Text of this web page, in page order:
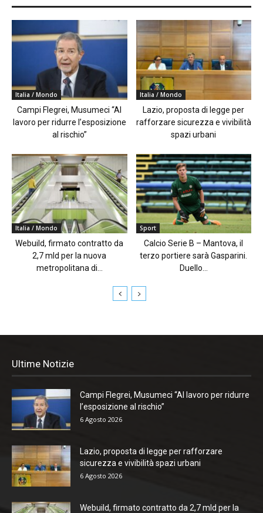
Italia / Mondo
Campi Flegrei, Musumeci “Al
lavoro per ridurre l’esposizione
al rischio”
Italia / Mondo
Lazio, proposta di legge per
rafforzare sicurezza e vivibilità
spazi urbani
Italia / Mondo
Webuild, firmato contratto da
2,7 mld per la nuova
metropolitana di...
Sport
Calcio Serie B – Mantova, il
terzo portiere sarà Gasparini.
Duello...
Ultime Notizie
Campi Flegrei, Musumeci “Al lavoro per ridurre
l’esposizione al rischio”
6 Agosto 2026
Lazio, proposta di legge per rafforzare
sicurezza e vivibilità spazi urbani
6 Agosto 2026
Webuild, firmato contratto da 2,7 mld per la